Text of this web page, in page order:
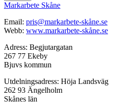
Markarbete Skåne
Email: pris@markarbete-skåne.se
Webb: www.markarbete-skåne.se
Adress: Begjutargatan
267 77 Ekeby
Bjuvs kommun
Utdelningsadress: Höja Landsväg
262 93 Ängelholm
Skånes län